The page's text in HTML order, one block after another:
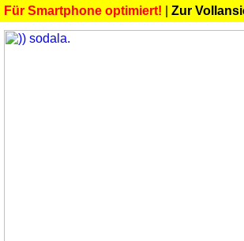
Für Smartphone optimiert! Zur